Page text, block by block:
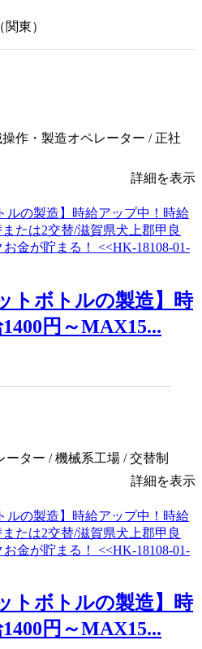
東）
作・製造オペレーター / 正社
詳細を表示
トボトルの製造】時
円～MAX15...
ター / 機械系工場 / 交替制
詳細を表示
トボトルの製造】時
円～MAX15...